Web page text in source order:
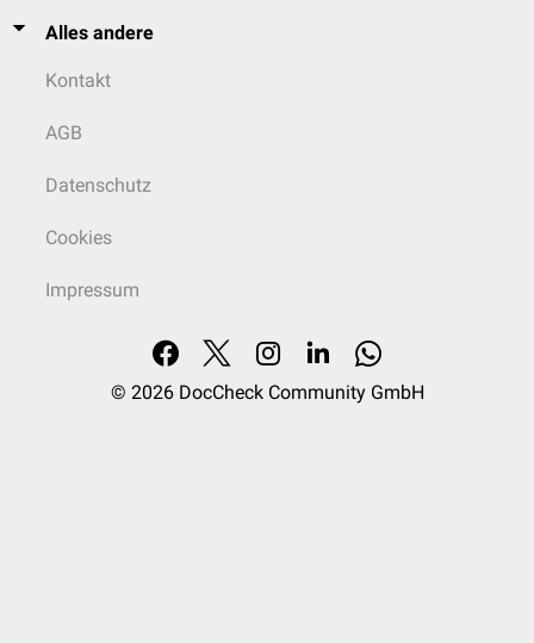
Alles andere
Kontakt
AGB
Datenschutz
Cookies
Impressum
© 2026 DocCheck Community GmbH